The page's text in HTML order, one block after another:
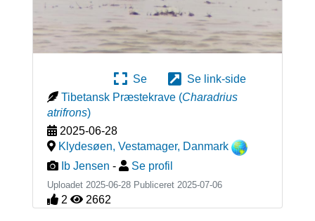
Se
Se link-side
Tibetansk Præstekrave (Charadrius
atrifrons)
2025-06-28
Klydesøen, Vestamager, Danmark
Ib Jensen - Se profil
Uploadet 2025-06-28 Publiceret 2025-07-06
2 2662